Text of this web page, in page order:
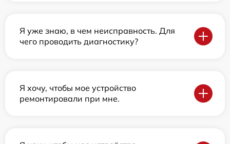
Я уже знаю, в чем неисправность. Для
чего проводить диагностику?
Я хочу, чтобы мое устройство
ремонтировали при мне.